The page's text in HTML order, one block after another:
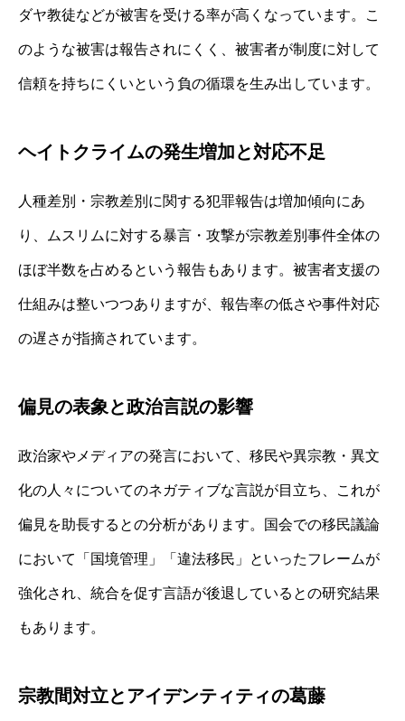
ダヤ教徒などが被害を受ける率が高くなっています。こ
のような被害は報告されにくく、被害者が制度に対して
信頼を持ちにくいという負の循環を生み出しています。
ヘイトクライムの発生増加と対応不足
人種差別・宗教差別に関する犯罪報告は増加傾向にあ
り、ムスリムに対する暴言・攻撃が宗教差別事件全体の
ほぼ半数を占めるという報告もあります。被害者支援の
仕組みは整いつつありますが、報告率の低さや事件対応
の遅さが指摘されています。
偏見の表象と政治言説の影響
政治家やメディアの発言において、移民や異宗教・異文
化の人々についてのネガティブな言説が目立ち、これが
偏見を助長するとの分析があります。国会での移民議論
において「国境管理」「違法移民」といったフレームが
強化され、統合を促す言語が後退しているとの研究結果
もあります。
宗教間対立とアイデンティティの葛藤